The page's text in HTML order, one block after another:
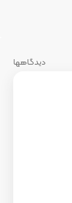
دیدگاهها